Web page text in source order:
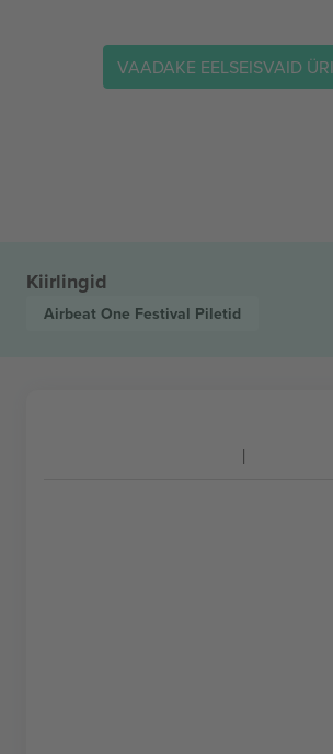
VAADAKE EELSEISVAID
Kiirlingid
Airbeat One Festival Piletid